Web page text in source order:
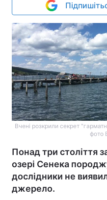
Вчені розкрили секрет
фото
Понад три століття
озері Сенека
дослідники не
джерело.